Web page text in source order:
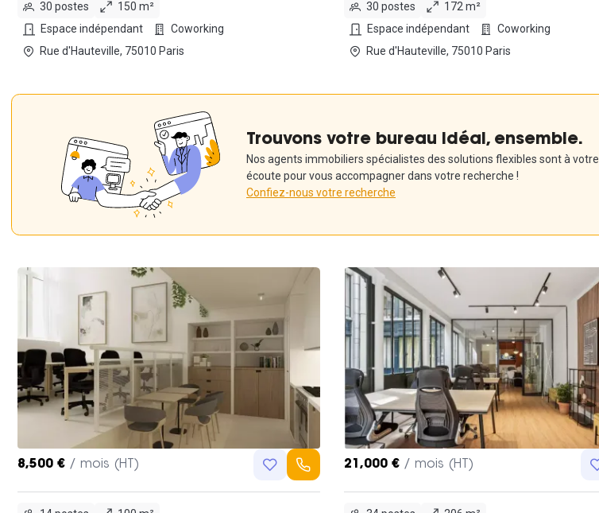
30 postes
150 m²
Espace indépendant
Coworking
Rue d'Hauteville, 75010 Paris
30 postes
172 m²
Espace indépendant
Coworking
Rue d'Hauteville, 75010 Paris
Trouvons votre bureau idéal, ensemble.
Nos agents immobiliers spécialistes des solutions flexibles sont à votre
écoute pour vous accompagner dans votre recherche !
Confiez-nous votre recherche
8,500 € / mois (HT) 21,000 € / mois (HT)